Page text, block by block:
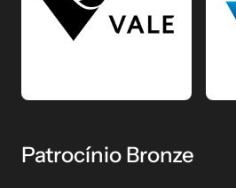
Patrocínio Bronze